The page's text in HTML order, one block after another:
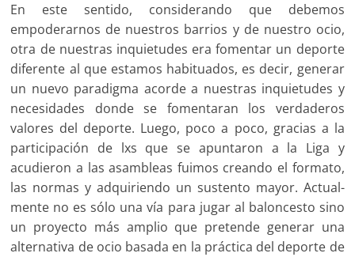
En este sentido, considerando que debemos
empoderarnos de nuestros barrios y de nuestro ocio,
otra de nuestras inquietudes era fomentar un deporte
diferente al que estamos habituados, es decir, generar
un nuevo paradigma acorde a nuestras inquietudes y
necesidades donde se fomentaran los verdaderos
valores del de­porte. Luego, poco a poco, gracias a la
participación de lxs que se apuntaron a la Liga y
acudieron a las asambleas fuimos creando el formato,
las normas y adquiriendo un sustento mayor. Actual­
mente no es sólo una vía para jugar al baloncesto sino
un proyecto más amplio que pretende generar una
alternativa de ocio basada en la práctica del deporte de